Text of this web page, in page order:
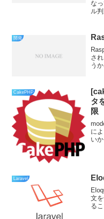
な
ル
ば
す
開発
さ
う
パ...
CakePHP
タ
限
に
い
Laravel
文
る